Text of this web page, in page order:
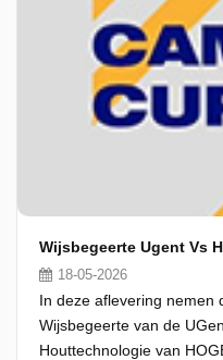
Wijsbegeerte Ugent Vs
18-05-2026
In deze aflevering nemen
Wijsbegeerte van de
Houttechnologie van